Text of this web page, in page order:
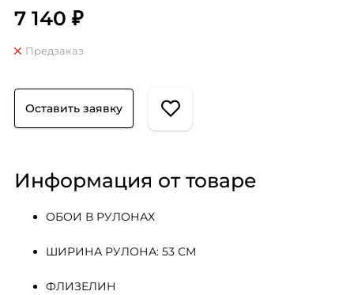
7 140 ₽
Предзаказ
Оставить заявку
Информация от товаре
ОБОИ В РУЛОНАХ
ШИРИНА РУЛОНА: 53 СМ
ФЛИЗЕЛИН